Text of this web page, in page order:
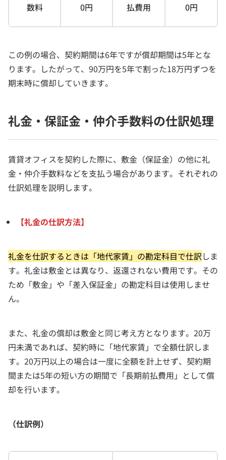
数料
0円
払費用
0円
この例の場合、契約期間は6年ですが償却期間は5年とな
ります。したがって、90万円を5年で割った18万円ずつを
期末時に償却していきます。
礼金・保証金・仲介手数料の仕訳処理
賃貸オフィスを契約した際に、敷金（保証金）の他に礼
金・仲介手数料などを支払う場合があります。それぞれの
仕訳処理を説明します。
【礼金の仕訳方法】
礼金を仕訳するときは「地代家賃」の勘定科目で仕訳しま
す。礼金は敷金とは異なり、返還されない費用です。その
ため「敷金」や「差入保証金」の勘定科目は使用しませ
ん。
また、礼金の償却は敷金と同じ考え方となります。20万
円未満であれば、契約時に「地代家賃」で全額仕訳しま
す。20万円以上の場合は一度に全額を計上せず、契約期
間または5年の短い方の期間で「長期前払費用」として償
却を行います。
（仕訳例）